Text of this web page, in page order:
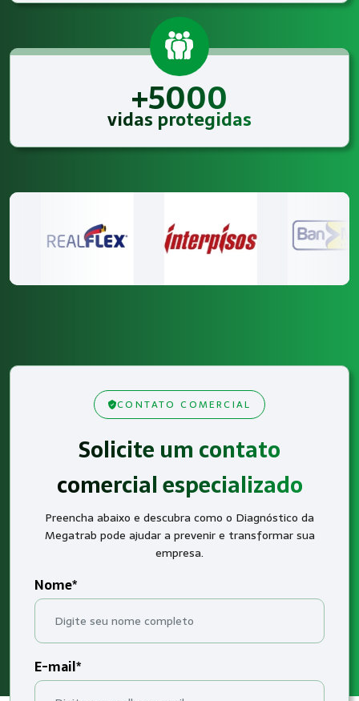
+5000
vidas protegidas
CONTATO COMERCIAL
Solicite um contato
comercial especializado
Preencha abaixo e descubra como o Diagnóstico da
Megatrab pode ajudar a prevenir e transformar sua
empresa.
Nome*
E-mail*